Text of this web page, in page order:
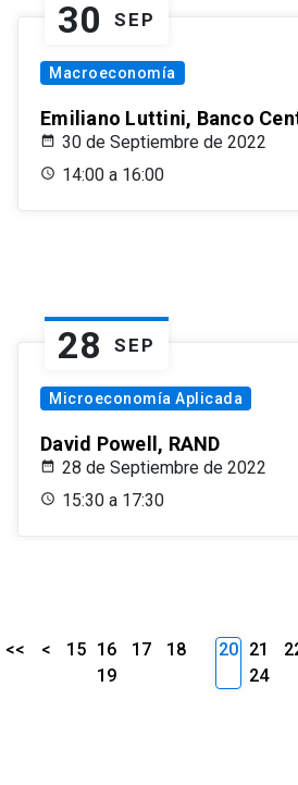
30 SEP
Macroeconomía
Emiliano Luttini, Banco
30 de Septiembre de 2022
14:00 a 16:00
28 SEP
Microeconomía Aplicada
David Powell, RAND
28 de Septiembre de 2022
15:30 a 17:30
<< < 15 16 17
18
19
20 21
24